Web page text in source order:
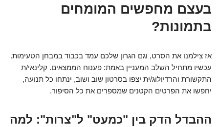
בעצם מחפשים המומחים
בתמונות?
אז צילמנו את הסרט, וגם הגרון שלכם עמד בכבוד במבחן הטעימות.
עכשיו מתחיל השלב המעניין באמת: פענוח הממצאים. קלינאי/ת
התקשורת והרדיולוג/ית יצפו בסרטון שוב ושוב, ינתחו כל תנועה,
יחפשו את הפרטים הקטנים שמספרים את כל הסיפור.
ההבדל הדק בין "כמעט" ל"צרות": למה